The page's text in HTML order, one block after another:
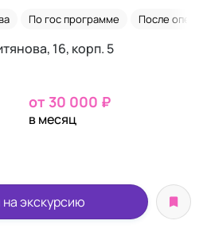
По гос программе После
16, корп. 5
от 30 000 ₽
в месяц
экскурсию